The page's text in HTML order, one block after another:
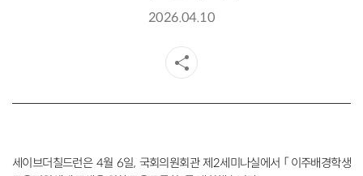
2026.04.10
세이브더칠드런은 4월 6일, 국회의원회관 제2세미나실에서 「이주배경학생